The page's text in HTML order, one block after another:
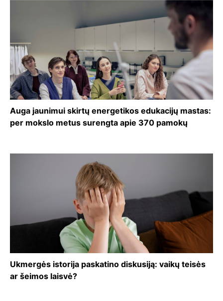
Auga jaunimui skirtų energetikos edukacijų mastas:
per mokslo metus surengta apie 370 pamokų
Ukmergės istorija paskatino diskusiją: vaikų teisės
ar šeimos laisvė?